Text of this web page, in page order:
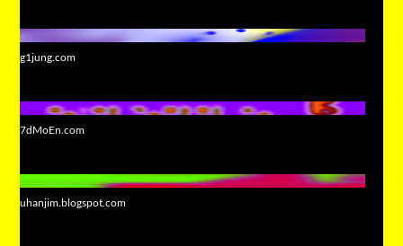
g1jung.com
7dMoEn.com
uhanjim.blogspot.com